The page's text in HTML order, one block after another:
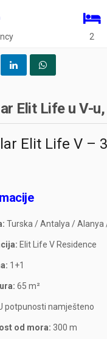
2
Elit Life u V-
Elit Life V –
Turska / Antalya /
Elit Life V Residence
1+1
65 m²
potpunosti namješteno
od mora: 300 m